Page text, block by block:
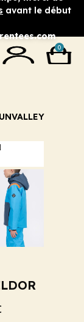
avant le début
0